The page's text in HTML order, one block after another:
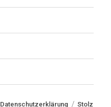
Datenschutzerklärung Stolz